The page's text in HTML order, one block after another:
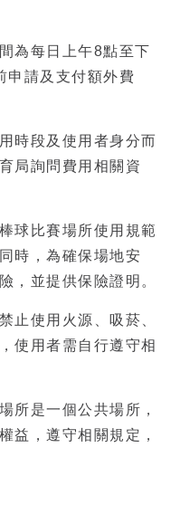
為每日上午8點至下
申請及支付額外費
時段及使用者身分而
局詢問費用相關資
球比賽場所使用規範
時，為確保場地安
，並提供保險證明。
止使用火源、吸菸、
使用者需自行遵守相
所是一個公共場所，
益，遵守相關規定，